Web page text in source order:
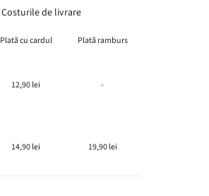
Costurile de livrare
Plată cu cardul
Plată ramburs
12,90 lei -
14,90 lei 19,90 lei